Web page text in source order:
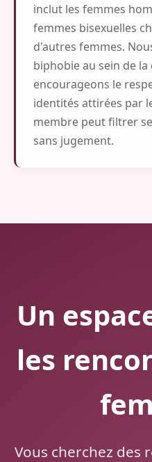
inclut les femmes
femmes bisexuelles
d'autres femmes.
biphobie au sein de
encourageons le
identités attirées par
membre peut filtrer
sans jugement.
Un
les
Vous cherchez des